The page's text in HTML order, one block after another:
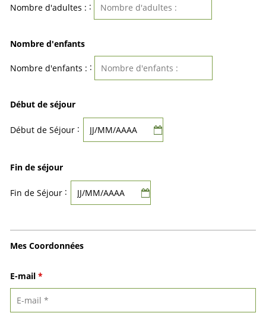
Nombre d'adultes : :
Nombre d'enfants
Nombre d'enfants : :
Début de séjour
Début de Séjour :
Fin de séjour
Fin de Séjour :
Mes Coordonnées
E-mail *